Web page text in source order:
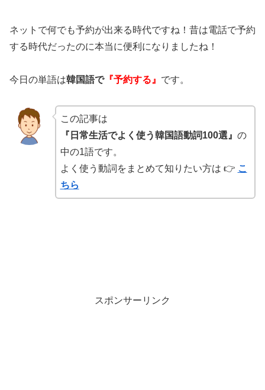
ネットで何でも予約が出来る時代ですね！昔は電話で予約
する時代だったのに本当に便利になりましたね！
今日の単語は韓国語で『予約する』 です。
この記事は
『日常生活でよく使う韓国語動詞100選』 の
中の1語です。
よく使う動詞をまとめて知りたい方は 👉 こ
ちら
スポンサーリンク